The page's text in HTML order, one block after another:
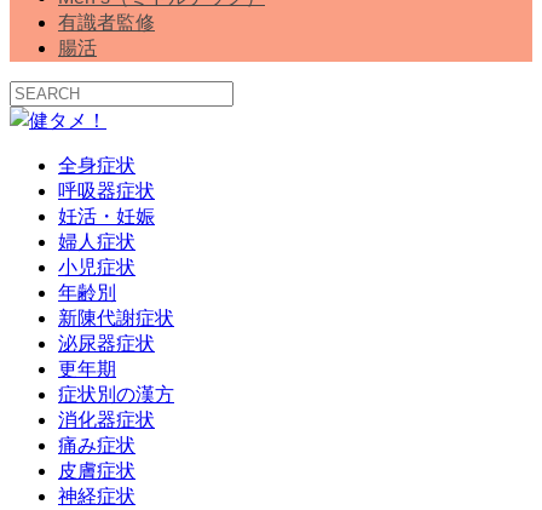
有識者監修
腸活
全身症状
呼吸器症状
妊活・妊娠
婦人症状
小児症状
年齢別
新陳代謝症状
泌尿器症状
更年期
症状別の漢方
消化器症状
痛み症状
皮膚症状
神経症状